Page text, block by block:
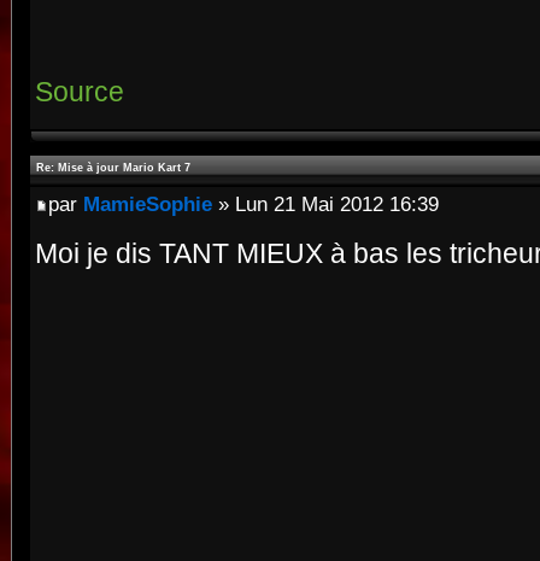
Source
Re: Mise à jour Mario Kart 7
par MamieSophie » Lun 21 Mai 2012 16:39
Moi je dis TANT MIEUX à bas les